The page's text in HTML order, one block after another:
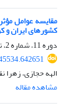
مقایسه عوامل
کشورهای ایران و
دوره 11، شماره 2، تابستان 1399، صفحه
الهه حجازی،
مشاهده مقاله